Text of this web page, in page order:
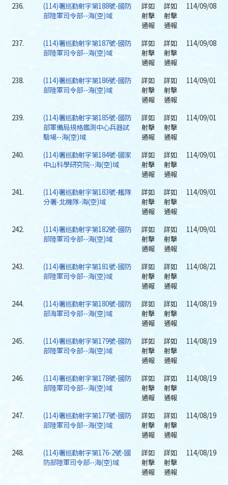
236.
(114)署巡勤射字第188號-國防
部陸軍司令部--海(空)域
詳如
射擊
通報
詳如
射擊
通報
114/09/08
237.
(114)署巡勤射字第187號-國防
部陸軍司令部--海(空)域
詳如
射擊
通報
詳如
射擊
通報
114/09/08
238.
(114)署巡勤射字第186號-國防
部陸軍司令部--海(空)域
詳如
射擊
通報
詳如
射擊
通報
114/09/01
239.
(114)署巡勤射字第185號-國防
部軍備局規格鑑測中心兵器試
驗場--海(空)域
詳如
射擊
通報
詳如
射擊
通報
114/09/01
240.
(114)署巡勤射字第184號-國家
中山科學研究院--海(空)域
詳如
射擊
通報
詳如
射擊
通報
114/09/01
241.
(114)署巡勤射字第183號-艦隊
分署-北機隊-海(空)域
詳如
射擊
通報
詳如
射擊
通報
114/09/01
242.
(114)署巡勤射字第182號-國防
部陸軍司令部--海(空)域
詳如
射擊
通報
詳如
射擊
通報
114/09/01
243.
(114)署巡勤射字第181號-國防
部陸軍司令部--海(空)域
詳如
射擊
通報
詳如
射擊
通報
114/08/21
244.
(114)署巡勤射字第180號-國防
部海軍司令部--海(空)域
詳如
射擊
通報
詳如
射擊
通報
114/08/19
245.
(114)署巡勤射字第179號-國防
部陸軍司令部--海(空)域
詳如
射擊
通報
詳如
射擊
通報
114/08/19
246.
(114)署巡勤射字第178號-國防
部陸軍司令部--海(空)域
詳如
射擊
通報
詳如
射擊
通報
114/08/19
247.
(114)署巡勤射字第177號-國防
部陸軍司令部--海(空)域
詳如
射擊
通報
詳如
射擊
通報
114/08/19
248.
(114)署巡勤射字第176-2號-國
防部陸軍司令部--海(空)域
詳如
射擊
通報
詳如
射擊
通報
114/08/19